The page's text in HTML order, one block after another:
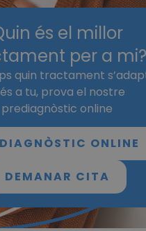
és el millor
per a mi?
quin tractament
a tu, prova el nostre
prediagnòstic online
ONLINE
DEMANAR CITA